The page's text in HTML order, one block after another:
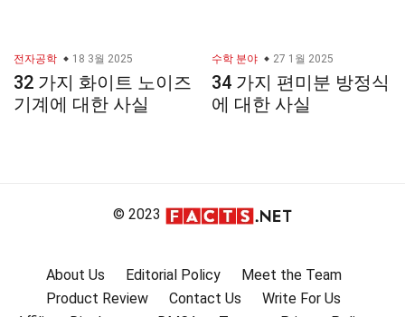
전자공학 18 3월 2025
32 가지 화이트 노이즈
기계에 대한 사실
수학 분야 27 1월 2025
34 가지 편미분 방정식
에 대한 사실
© 2023
About Us Editorial Policy
Meet the Team
Product Review
Contact Us
Write For Us